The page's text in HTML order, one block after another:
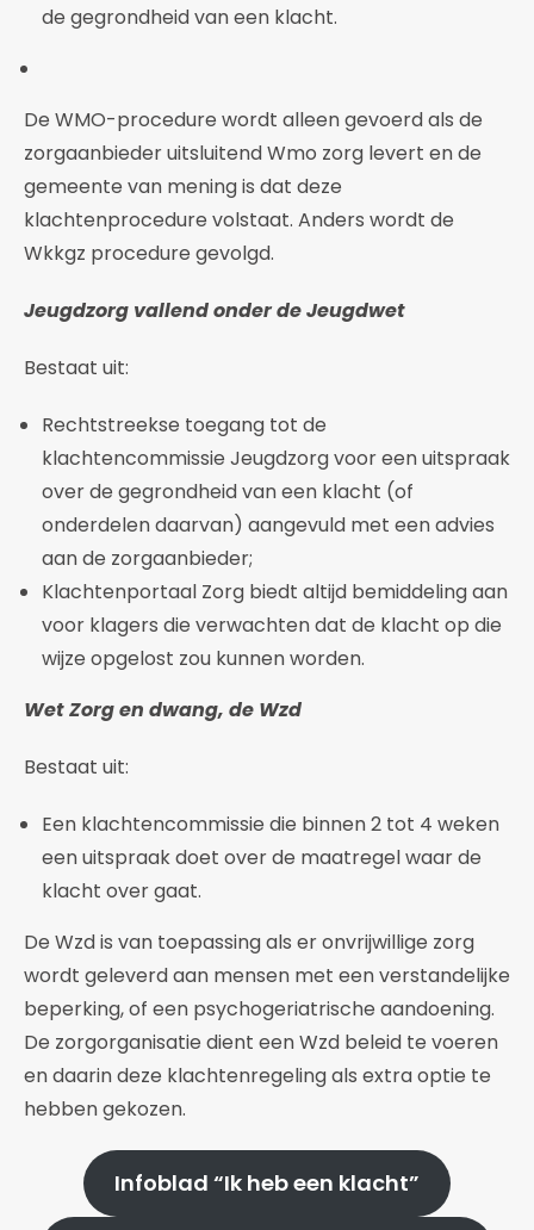
de gegrondheid van een klacht.
De WMO-procedure wordt alleen gevoerd als de
zorgaanbieder uitsluitend Wmo zorg levert en de
gemeente van mening is dat deze
klachtenprocedure volstaat. Anders wordt de
Wkkgz procedure gevolgd.
Jeugdzorg vallend onder de Jeugdwet
Bestaat uit:
Rechtstreekse toegang tot de
klachtencommissie Jeugdzorg voor een uitspraak
over de gegrondheid van een klacht (of
onderdelen daarvan) aangevuld met een advies
aan de zorgaanbieder;
Klachtenportaal Zorg biedt altijd bemiddeling aan
voor klagers die verwachten dat de klacht op die
wijze opgelost zou kunnen worden.
Wet Zorg en dwang, de Wzd
Bestaat uit:
Een klachtencommissie die binnen 2 tot 4 weken
een uitspraak doet over de maatregel waar de
klacht over gaat.
De Wzd is van toepassing als er onvrijwillige zorg
wordt geleverd aan mensen met een verstandelijke
beperking, of een psychogeriatrische aandoening.
De zorgorganisatie dient een Wzd beleid te voeren
en daarin deze klachtenregeling als extra optie te
hebben gekozen.
Infoblad “Ik heb een klacht”